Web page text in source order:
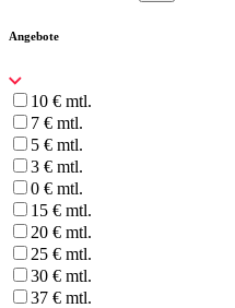
Angebote
10 € mtl.
7 € mtl.
5 € mtl.
3 € mtl.
0 € mtl.
15 € mtl.
20 € mtl.
25 € mtl.
30 € mtl.
37 € mtl.